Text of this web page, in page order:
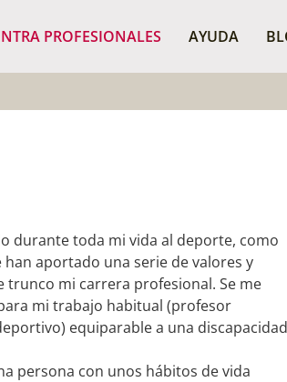
PROFESIONALES AYUDA
BUSCAR
durante toda mi vida al deporte, como
aportado una serie de valores y
trunco mi carrera profesional. Se me
mi trabajo habitual (profesor
equiparable a una discapacidad
persona con unos hábitos de vida